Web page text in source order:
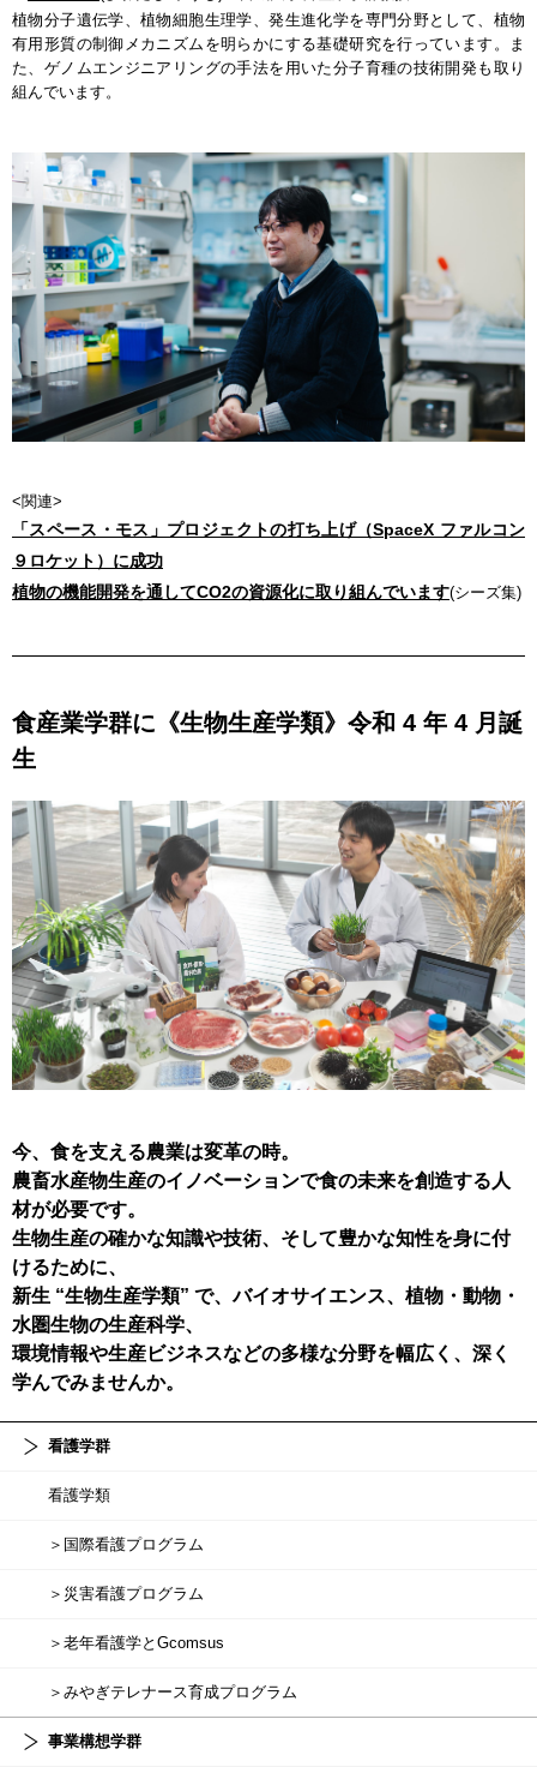
植物分子遺伝学、植物細胞生理学、発生進化学を専門分野として、植物
有用形質の制御メカニズムを明らかにする基礎研究を行っています。ま
た、ゲノムエンジニアリングの手法を用いた分子育種の技術開発も取り
組んでいます。
<関連>
「スペース・モス」プロジェクトの打ち上げ（SpaceX ファルコン
９ロケット）に成功
植物の機能開発を通してCO2の資源化に取り組んでいます(シーズ集)
食産業学群に《生物生産学類》令和 4 年 4 月誕
生​​​​​​​
今、食を支える農業は変革の時。
農畜水産物生産のイノベーションで食の未来を創造する人
材が必要です。
生物生産の確かな知識や技術、そして豊かな知性を身に付
けるために、
新生 “生物生産学類” で、バイオサイエンス、植物・動物・
水圏生物の生産科学、
環境情報や生産ビジネスなどの多様な分野を幅広く、深く
学んでみませんか。
看護学群
看護学類
＞国際看護プログラム
＞災害看護プログラム
＞老年看護学とGcomsus
＞みやぎテレナース育成プログラム
事業構想学群